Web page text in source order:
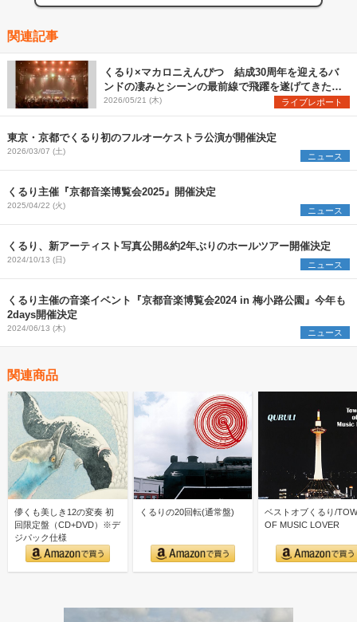
関連記事
くるり×マカロニえんぴつ 結成30周年を迎えるバ
ンドの凄みとシーンの最前線で飛躍を遂げてきたバ
ンドの勢いを見た『MUSIC SPLASH!!』2日目レポ
ート
2026/05/21 (木) ライブレポート
東京・京都でくるり初のフルオーケストラ公演が開催決定
2026/03/07 (土) ニュース
くるり主催『京都音楽博覧会2025』開催決定
2025/04/22 (火) ニュース
くるり、新アーティスト写真公開&約2年ぶりのホールツアー開催決定
2024/10/13 (日) ニュース
くるり主催の音楽イベント『京都音楽博覧会2024 in 梅小路公園』今年も
2days開催決定
2024/06/13 (木) ニュース
関連商品
儚くも美しき12の変奏 初
回限定盤（CD+DVD）※デ
ジパック仕様
くるりの20回転(通常盤)
ベストオブくるり/
OF MUSIC LOVER